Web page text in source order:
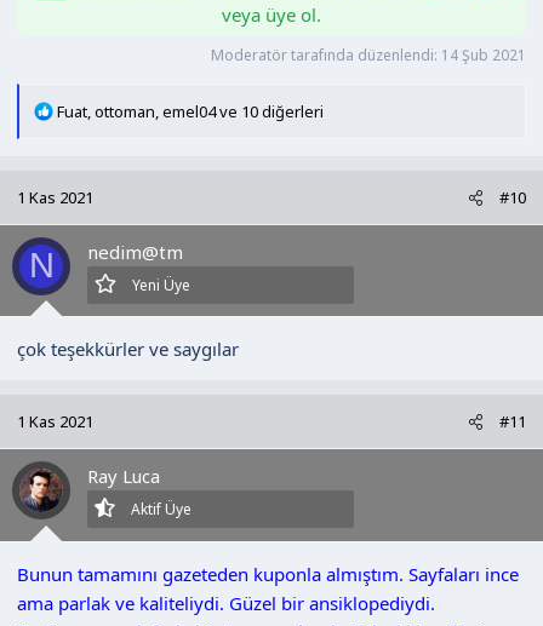
veya üye ol.
Moderatör tarafında düzenlendi: 14 Şub 2021
T
l
e
r
Fuat ottoman emel04ve 10 diğerleri
1 Kas 2021 #10
N nedim@tm
Yeni Üye
çok teşekkürler ve saygılar
1 Kas 2021 #11
Ray Luca
Aktif Üye
Bunun tamamını gazeteden kuponla almıştım. Sayfaları ince
ama parlak ve kaliteliydi. Güzel bir ansiklopediydi.